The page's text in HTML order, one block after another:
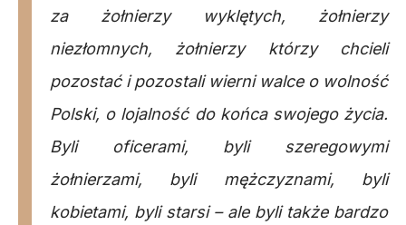
za żołnierzy wyklętych, żołnierzy
niezłomnych, żołnierzy którzy chcieli
pozostać i pozostali wierni walce o wolność
Polski, o lojalność do końca swojego życia.
Byli oficerami, byli szeregowymi
żołnierzami, byli mężczyznami, byli
kobietami, byli starsi – ale byli także bardzo